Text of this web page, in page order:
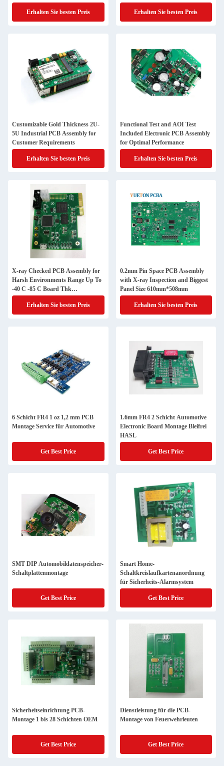
610mm*508mm
Erhalten Sie besten Preis
Erhalten Sie besten Preis
Customizable Gold Thickness 2U-
5U Industrial PCB Assembly for
Customer Requirements
Erhalten Sie besten Preis
Functional Test and AOI Test
Included Electronic PCB Assembly
for Optimal Performance
Erhalten Sie besten Preis
X-ray Checked PCB Assembly for
Harsh Environments Range Up To
-40 C -85 C Board Thk
1.2mm/1.6mm
Erhalten Sie besten Preis
0.2mm Pin Space PCB Assembly
with X-ray Inspection and Biggest
Panel Size 610mm*508mm
Erhalten Sie besten Preis
6 Schicht FR4 1 oz 1,2 mm PCB
Montage Service für Automotive
Get Best Price
1.6mm FR4 2 Schicht Automotive
Electronic Board Montage Bleifrei
HASL
Get Best Price
SMT DIP Automobildatenspeicher-
Schaltplattenmontage
Get Best Price
Smart Home-
Schaltkreislaufkartenanordnung
für Sicherheits-Alarmsystem
Get Best Price
Sicherheitseinrichtung PCB-
Montage 1 bis 28 Schichten OEM
Get Best Price
Dienstleistung für die PCB-
Montage von Feuerwehrleuten
Get Best Price